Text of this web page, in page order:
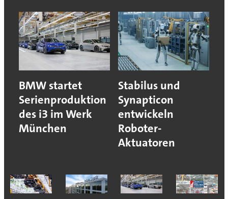
BMW startet
Serienproduktion
des i3 im Werk
München
Stabilus und
Synapticon
entwickeln
Roboter-
Aktuatoren